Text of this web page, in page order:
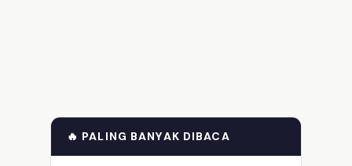
🔥 PALING BANYAK DIBACA